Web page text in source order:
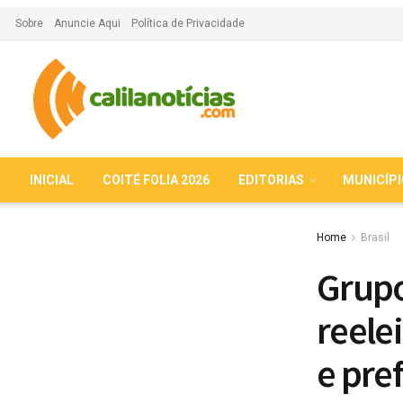
Sobre Anuncie Aqui Política de Privacidade
INICIAL COITÉ FOLIA 2026 EDITORIAS
Home Brasil
e